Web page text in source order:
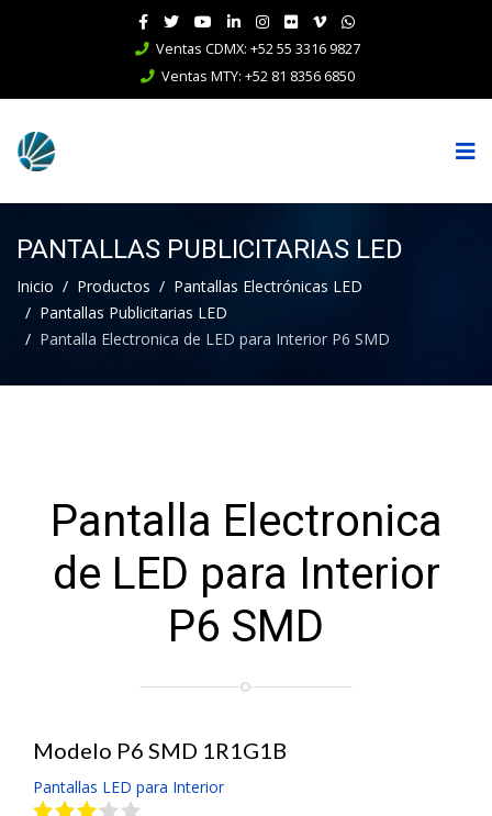
Ventas CDMX: +52 55 3316 9827
Ventas MTY: +52 81 8356 6850
PANTALLAS PUBLICITARIAS LED
Inicio Productos
Pantallas Electrónicas LED
Pantallas Publicitarias LED
Pantalla Electronica de LED para Interior P6 SMD
Pantalla Electronica
de LED para Interior
P6 SMD
Modelo P6 SMD 1R1G1B
Pantallas LED para Interior